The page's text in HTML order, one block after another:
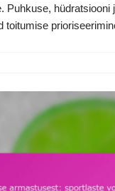
Puhkuse, hüdratsiooni
toitumise